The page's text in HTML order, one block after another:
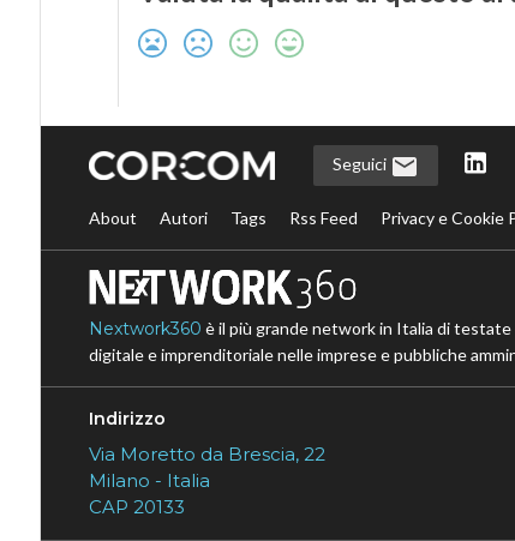
Seguici
About Autori Tags Rss Feed Privacy e Cookie
Nextwork360 è il più grande network in Italia di testate
digitale e imprenditoriale nelle imprese e pubbliche
Indirizzo
Via Moretto da Brescia, 22
Milano - Italia
CAP 20133